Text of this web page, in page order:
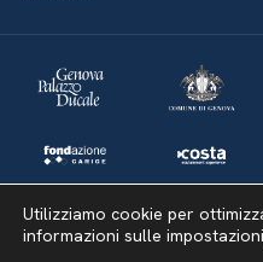
Utilizziamo cookie per
informazioni sulle impostazioni